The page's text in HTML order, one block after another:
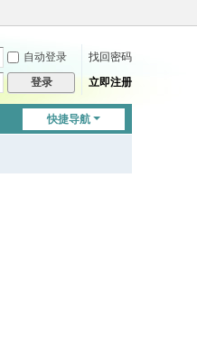
自动登录
找回密码
登录 立即注册
快捷导航